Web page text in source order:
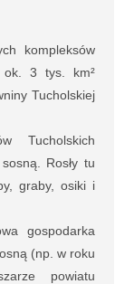
kompleksów
ok. 3 tys. km²
Tucholskiej
Tucholskich
Rosły tu
graby, osiki i
gospodarka
(np. w roku
powiatu